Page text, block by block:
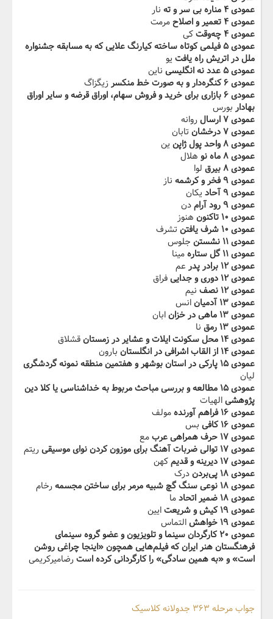
عمودی ۴ مناره بی سر و ته‬‫
نار
عمودی ۴ تعمیر و اصلاح
مرمت
عمودی ۴ چه‌وقت
کی
عمودی ۵ فیلمی کوتاه ساخته کیارنگ علایی ‬‫که به مسابقه جشنواره
ملل در اتریش راه یافت یو
عمودی ۵ عدد نه انگلیسی
ناین
عمودی ۶ کنگره‌دار و به صورت خط منکسر
زیگزاگ
عمودی ۶ بازاری برای خرید و فروش‬‫ سهام، اوراق قرضه و سایر اوراق
بهادار بورس
عمودی ۷ ارسال
روانه
عمودی ۷ درخشان
تابان
عمودی ۸ واحد پول ژاپن
ین
عمودی ۸ ماه نو
هلال
عمودی ۸ بیرق
لوا
عمودی ۹ فخر و کرشمه
ناز
عمودی ۹ آحاد
یکان
عمودی ۹ رود‬‫ آرام
دن
عمودی ۱۰ تاکنون
هنوز
عمودی ۱۰ شرف یافتن
تشرف
عمودی ۱۱ نشستن
جلوس
عمودی ۱۱ گل ستاره
مینا
عمودی ۱۲ برادر پدر
عم
عمودی ۱۲ دوری و جدایی
فراق
عمودی ۱۲ نصف
نیم
عمودی ۱۳ آدمیان
انس
عمودی ۱۳ ماهی‬‫ در خزان
ابان
عمودی ۱۳ رمق
نا
عمودی ۱۴ محل سکونت ایلات و عشایر در زمستان‬‫
قشلاق
عمودی ۱۴ از القاب اشرافی در انگلستان
بارون
عمودی ۱۵ پارکی در استان بوشهر و‬‫ هفتمین منطقه نمونه گردشگری
لیان
عمودی ۱۵ مطالعه و بررسی مباحث مربوط‬‫ به خداشناسی یا کلا دین
پژوهشیالهیات
عمودی ۱۶ فراهم آورنده
مولف
عمودی ۱۶ کافی
بس
عمودی ۱۷ حرف همراهی عرب
مع
عمودی ۱۷ توالی ضربات آهنگ برای موزون‬‫ کردن نوای موسیقی
ریتم
عمودی ۱۷ دیرینه و قدیم
کهن
عمودی ۱۸ پی‌بردن
درک
عمودی ۱۸ نوعی سنگ‬‫ گچ شبیه مرمر برای ساختن مجسمه
رخام
عمودی ۱۸ ضمیر اتحاد
ما
عمودی ۱۹ کیش و ‬‫شریعت
ایین
عمودی ۱۹ خواهش
التماس
عمودی ۲۰ کارگردان سینما و تلویزیون و عضو گروه‬‫ سینمای
فرهنگستان هنر ایران که فیلم‌هایی همچون «اینجا ‬‫چراغی روشن
است» و «به همین سادگی» را کارگردانی کرده استرضامیرکریمی
جواب مرحله ۳۶۳ جدولانه کلاسیک